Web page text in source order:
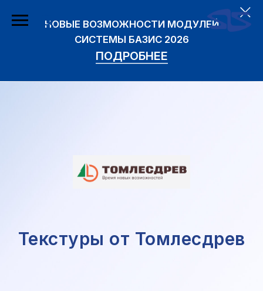
СИСТЕМЫ БАЗИС 2026
ПОДРОБНЕЕ
Текстуры от Томлесдрев